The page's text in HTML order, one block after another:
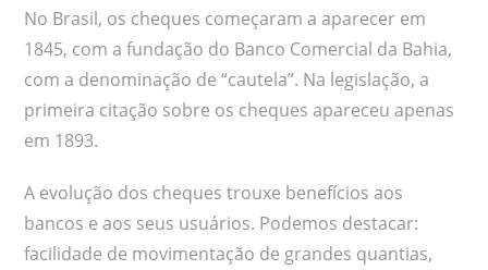
No Brasil, os cheques começaram a aparecer em
1845, com a fundação do Banco Comercial da Bahia,
com a denominação de “cautela”. Na legislação, a
primeira citação sobre os cheques apareceu apenas
em 1893.
A evolução dos cheques trouxe benefícios aos
bancos e aos seus usuários. Podemos destacar:
facilidade de movimentação de grandes quantias,